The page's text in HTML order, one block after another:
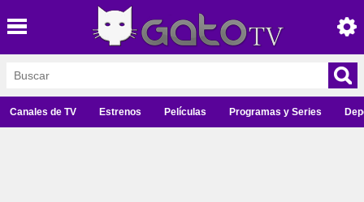
Canales de TV Estrenos Películas Programas y Series